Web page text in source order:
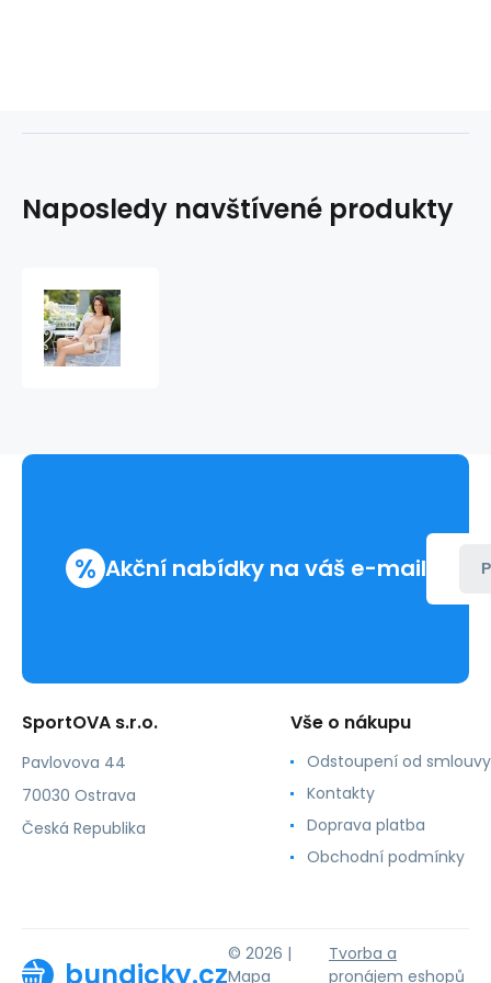
Naposledy navštívené produkty
% Akční nabídky na váš e-mail
SportOVA s.r.o.
Pavlovova 44
70030 Ostrava
Česká Republika
Vše o nákupu
Odstoupení od smlouvy
Kontakty
Doprava platba
Obchodní podmínky
bundicky.cz
© 2026 |
Mapa
Tvorba a
pronájem eshopů